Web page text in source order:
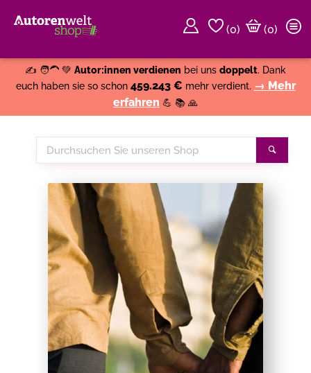
(0)
(0)
✍️ 🧑‍🦱 💚 Autor:innen verdienen bei uns doppelt. Dank
euch haben sie so schon 459.243 € mehr verdient. → Mehr
erfahren 💪 📚 🙏
Durchsuchen
Sie